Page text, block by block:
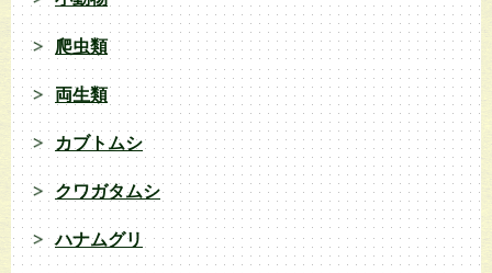
爬虫類
両生類
カブトムシ
クワガタムシ
ハナムグリ